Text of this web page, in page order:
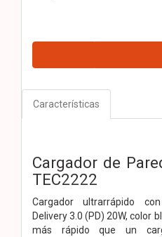
Características
Cargador de
TEC2222
Cargador ultrarrápido
Delivery 3.0 (PD) 20W, color
más rápido que un